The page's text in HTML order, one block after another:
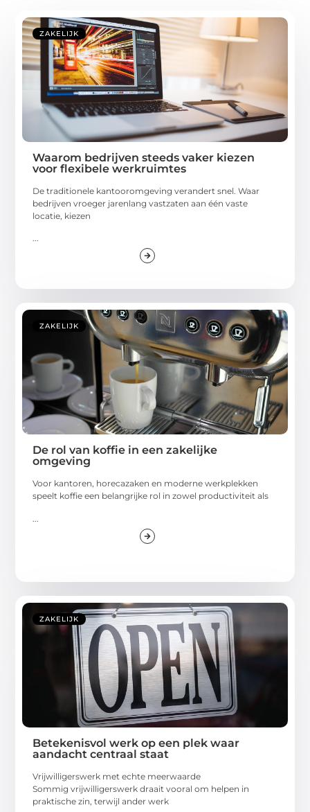
ZAKELIJK
Waarom bedrijven steeds vaker kiezen
voor flexibele werkruimtes
De traditionele kantooromgeving verandert snel. Waar
bedrijven vroeger jarenlang vastzaten aan één vaste
locatie, kiezen
...
ZAKELIJK
De rol van koffie in een zakelijke
omgeving
Voor kantoren, horecazaken en moderne werkplekken
speelt koffie een belangrijke rol in zowel productiviteit als
ZAKELIJK
Betekenisvol werk op een plek waar
aandacht centraal staat
Vrijwilligerswerk met echte meerwaarde
Sommig vrijwilligerswerk draait vooral om helpen in
praktische zin, terwijl ander werk